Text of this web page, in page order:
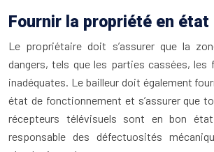
Fournir la propriété en état
Le propriétaire doit s’assurer que la
dangers, tels que les parties cassées,
inadéquates. Le bailleur doit également
état de fonctionnement et s’assurer que
récepteurs télévisuels sont en bon
responsable des défectuosités